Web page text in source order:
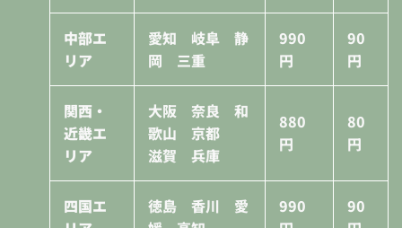
中部エ
リア
愛知 岐阜 静
岡 三重
990
円
90
円
関西・
近畿エ
リア
大阪 奈良 和
歌山 京都
滋賀 兵庫
880
円
80
円
四国エ
徳島 香川 愛
990
90